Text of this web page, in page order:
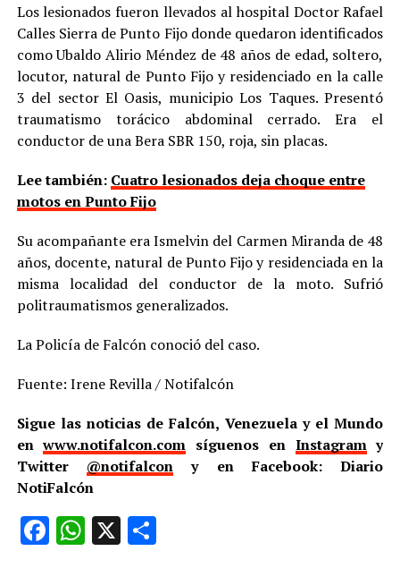
Los lesionados fueron llevados al hospital Doctor Rafael
Calles Sierra de Punto Fijo donde quedaron identificados
como Ubaldo Alirio Méndez de 48 años de edad, soltero,
locutor, natural de Punto Fijo y residenciado en la calle
3 del sector El Oasis, municipio Los Taques. Presentó
traumatismo torácico abdominal cerrado. Era el
conductor de una Bera SBR 150, roja, sin placas.
Lee también: Cuatro lesionados deja choque entre
motos en Punto Fijo
Su acompañante era Ismelvin del Carmen Miranda de 48
años, docente, natural de Punto Fijo y residenciada en la
misma localidad del conductor de la moto. Sufrió
politraumatismos generalizados.
La Policía de Falcón conoció del caso.
Fuente: Irene Revilla / Notifalcón
Sigue las noticias de Falcón, Venezuela y el Mundo
enwww.notifalcon.com síguenos en Instagramy
Twitter @notifalcon y en Facebook: Diario
NotiFalcón
Facebook
WhatsApp
X Compartir